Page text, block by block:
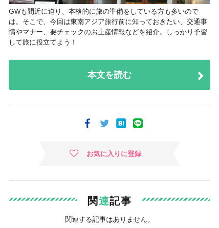
GWも間近に迫り、本格的に旅の準備をしている方も多いので
は。そこで、今回は東南アジア旅行前に知っておきたい、交通事
情やマナー、要チェックのお土産情報などを紹介。しっかり予習
して旅に役立てよう！
本文を読む
お気に入りに登録
関連記事
関連する記事はありません。